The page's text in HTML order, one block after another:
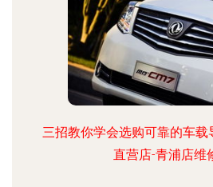
三招教你学会选购可靠的车载
直营店-青浦店维